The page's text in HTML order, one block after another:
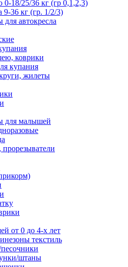
0-18/25/36 кг (гр 0,1,2,3)
9-36 кг (гр. 1/2/3)
для автокресла
коврики
купания
жилеты
для малышей
от 0 до 4-х лет
текстиль
штаны